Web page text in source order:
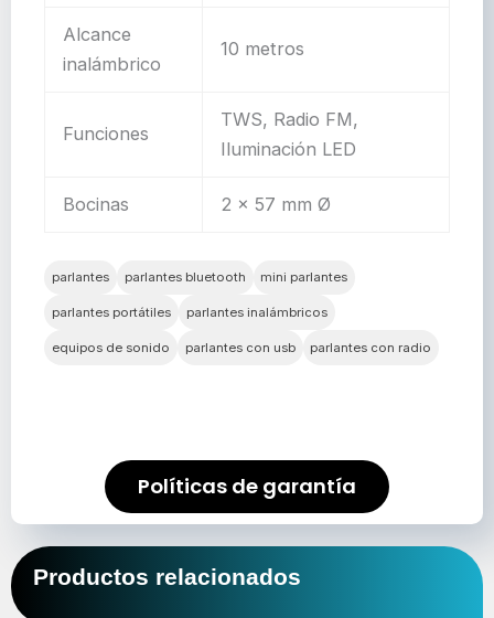
Alcance
inalámbrico
10 metros
Funciones
TWS, Radio FM,
Iluminación LED
Bocinas 2 x 57 mm Ø
parlantes parlantes bluetooth mini parlantes
parlantes portátiles parlantes inalámbricos
equipos de sonido parlantes con usb parlantes con radio
Políticas de garantía
Productos relacionados